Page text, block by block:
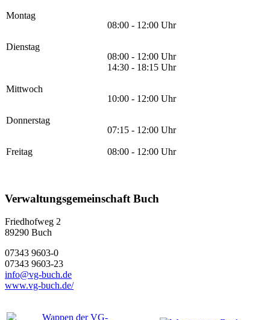
Montag
08:00 - 12:00 Uhr
Dienstag
08:00 - 12:00 Uhr
14:30 - 18:15 Uhr
Mittwoch
10:00 - 12:00 Uhr
Donnerstag
07:15 - 12:00 Uhr
Freitag 08:00 - 12:00 Uhr
Verwaltungsgemeinschaft Buch
Friedhofweg 2
89290 Buch
07343 9603-0
07343 9603-23
info@vg-buch.de
www.vg-buch.de/